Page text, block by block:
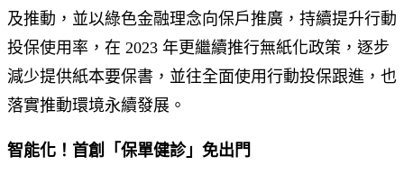
及推動，並以綠色金融理念向保戶推廣，持續提升行動
投保使用率，在 2023 年更繼續推行無紙化政策，逐步
減少提供紙本要保書，並往全面使用行動投保跟進，也
落實推動環境永續發展。
智能化！首創「保單健診」免出門